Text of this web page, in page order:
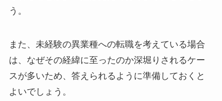
う。
また、未経験の異業種への転職を考えている場合
は、なぜその経緯に至ったのか深堀りされるケー
スが多いため、答えられるように準備しておくと
よいでしょう。